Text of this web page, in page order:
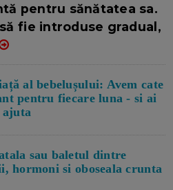
pentru sănătatea sa.
fie introduse gradual,
al bebelușului: Avem cate
pentru fiecare luna - si ai
ajuta
sau baletul dintre
hormoni si oboseala crunta